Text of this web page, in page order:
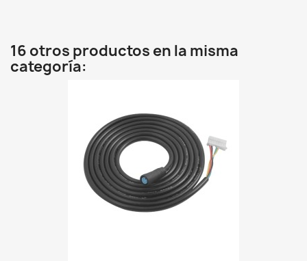
16 otros productos en la misma
categoría: